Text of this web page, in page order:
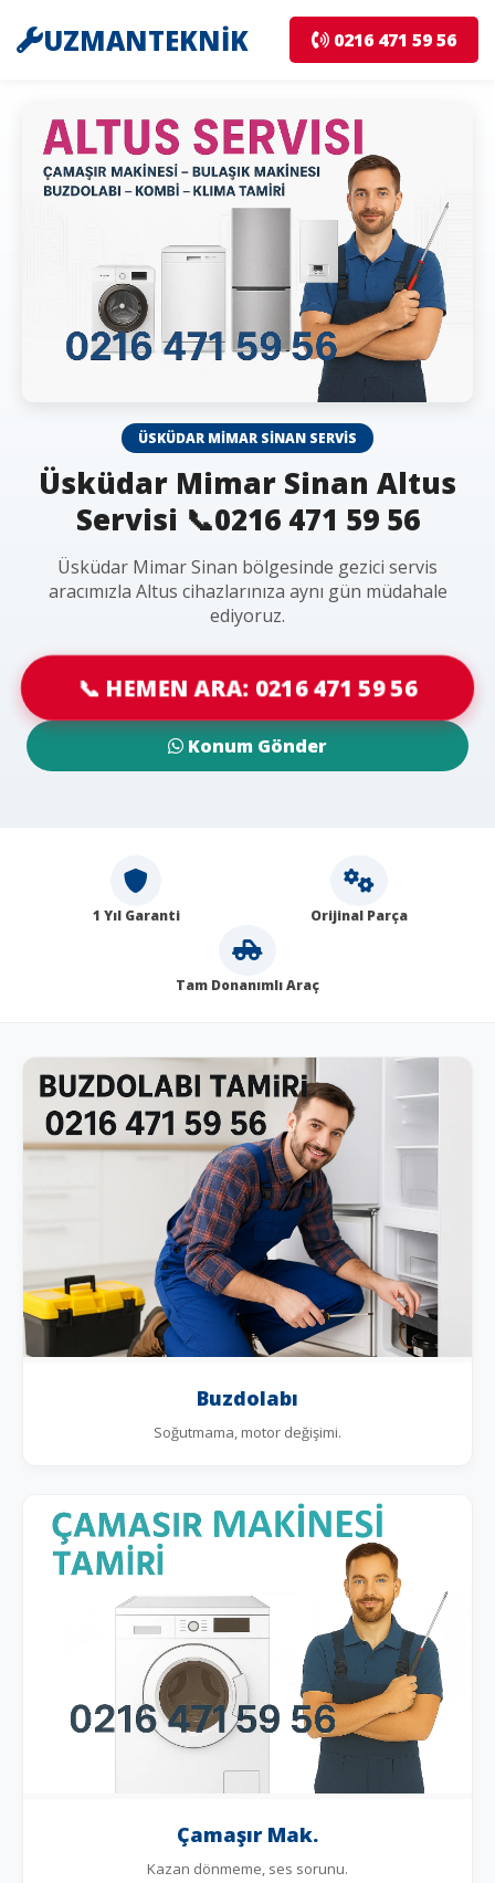
UZMANTEKNİK 0216 471 59 56
ÜSKÜDAR MIMAR SINAN SERVIS
Üsküdar Mimar Sinan Altus
Servisi 📞0216 471 59 56
Üsküdar Mimar Sinan bölgesinde gezici servis
aracımızla Altus cihazlarınıza aynı gün müdahale
ediyoruz.
📞 HEMEN ARA: 0216 471 59 56
Konum Gönder
1 Yıl Garanti Orijinal Parça
Tam Donanımlı Araç
Buzdolabı
Soğutmama, motor değişimi.
Çamaşır Mak.
Kazan dönmeme, ses sorunu.